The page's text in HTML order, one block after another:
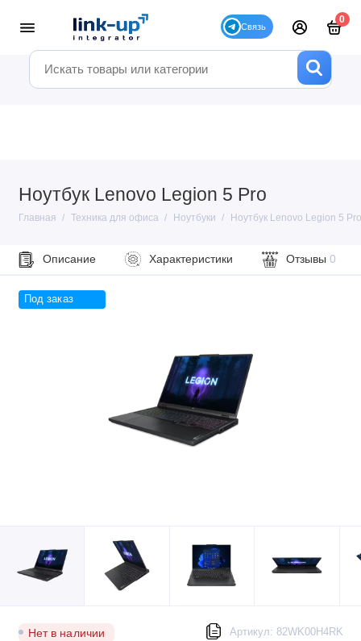
0
Ноутбук Lenovo Legion 5 Pro
Главная Техника для офиса Ноутбуки Ноутбук Lenovo Legion 5 Pro
Описание Характеристики Отзывы 0
Под заказ
Нет в наличии Артикул: 82WK00H4RK